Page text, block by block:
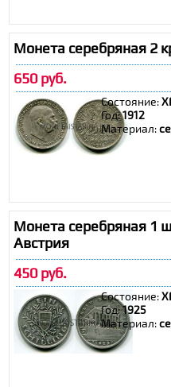
Монета серебряная 2
650 руб.
Состояние:
Год:1912
Материал:
Монета серебряная 1
Австрия
450 руб.
Состояние:
Год:1925
Материал: